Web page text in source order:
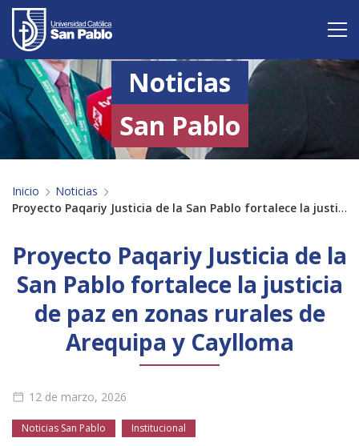
Vive San Pablo
Admisión
Carreras
Postgrado
Investigación
Servicio y proyección a la sociedad
Profesores Antiguos Alumnos Padres
Empresas
Licenciamiento Biblioteca
Noticias
San Pablo
Inicio Noticias
Proyecto Paqariy Justicia de la San Pablo fortalece la justicia de paz en zonas rurales de Arequipa y Caylloma
Proyecto Paqariy Justicia de la
San Pablo fortalece la justicia
de paz en zonas rurales de
Arequipa y Caylloma
12 de marzo, 2026
Noticias San Pablo Institucional